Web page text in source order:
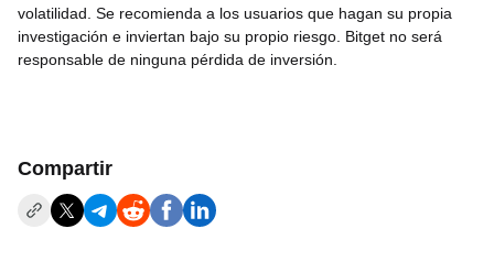
volatilidad. Se recomienda a los usuarios que hagan su propia
investigación e inviertan bajo su propio riesgo. Bitget no será
responsable de ninguna pérdida de inversión.
Compartir